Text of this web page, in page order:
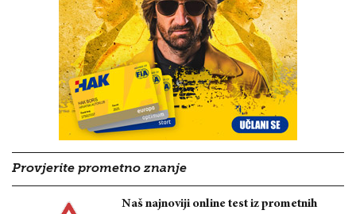
Provjerite prometno znanje
Naš najnoviji online test iz prometnih